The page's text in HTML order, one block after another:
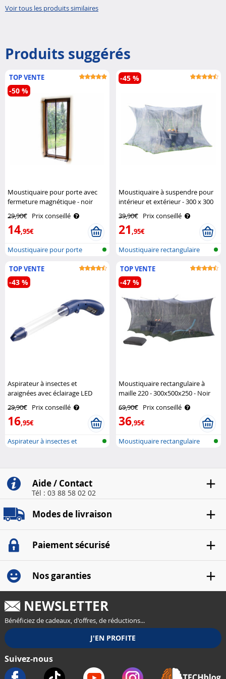
Voir tous les produits similaires
Produits suggérés
TOP VENTE
Moustiquaire pour porte avec
fermeture magnétique - noir
29,90€ Prix conseillé
14,95€
-50 %
Moustiquaire pour porte
Moustiquaire à suspendre pour
intérieur et extérieur - 300 x 300
39,90€ Prix conseillé
21,95€
-45 %
Moustiquaire rectangulaire
TOP VENTE
Aspirateur à insectes et
araignées avec éclairage LED
29,90€ Prix conseillé
16,95€
-43 %
Aspirateur à insectes et
TOP VENTE
Moustiquaire rectangulaire à
maille 220 - 300x500x250 - Noir
69,90€ Prix conseillé
36,95€
-47 %
Moustiquaire rectangulaire
Aide / Contact
Tél : 03 88 58 02 02
Modes de livraison
Paiement sécurisé
Nos garanties
NEWSLETTER
Bénéficiez de cadeaux, d'offres, de réductions...
Suivez-nous